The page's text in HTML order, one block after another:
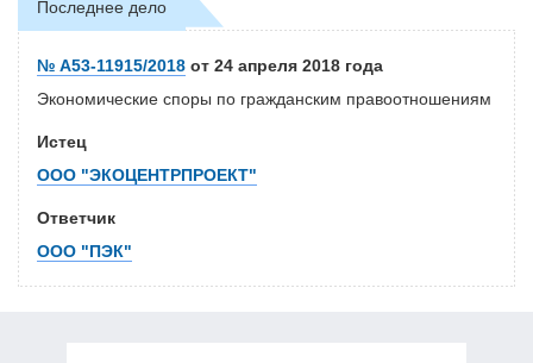
Последнее дело
№ А53-11915/2018 от 24 апреля 2018 года
Экономические споры по гражданским правоотношениям
Истец
ООО "ЭКОЦЕНТРПРОЕКТ"
Ответчик
ООО "ПЭК"